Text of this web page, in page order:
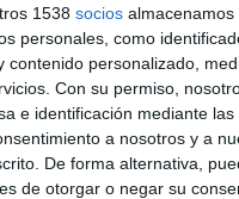
1538 socios
personales, como
contenido personalizado,
Con su permiso,
e identificación mediante
a nosotros y a
De forma alternativa,
de otorgar o negar su
Portalmix, Jazztel o Telefónica.
SHARE